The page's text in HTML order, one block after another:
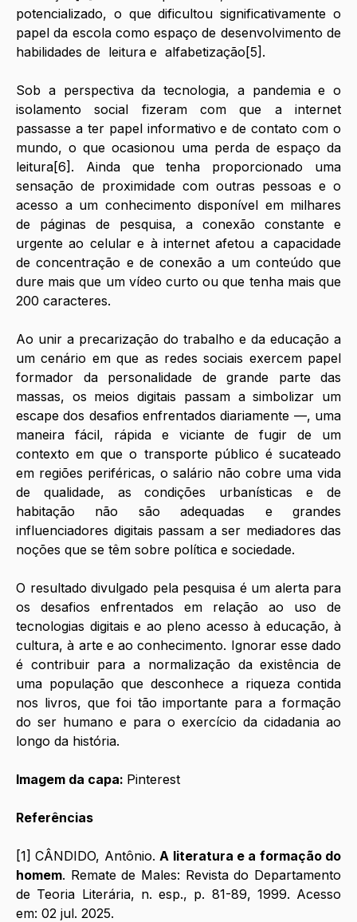
potencializado, o que dificultou significativamente o
papel da escola como espaço de desenvolvimento de
habilidades de  leitura e  alfabetização[5].
Sob a perspectiva da tecnologia, a pandemia e o
isolamento social fizeram com que a internet
passasse a ter papel informativo e de contato com o
mundo, o que ocasionou uma perda de espaço da
leitura[6]. Ainda que tenha proporcionado uma
sensação de proximidade com outras pessoas e o
acesso a um conhecimento disponível em milhares
de páginas de pesquisa, a conexão constante e
urgente ao celular e à internet afetou a capacidade
de concentração e de conexão a um conteúdo que
dure mais que um vídeo curto ou que tenha mais que
200 caracteres.
Ao unir a precarização do trabalho e da educação a
um cenário em que as redes sociais exercem papel
formador da personalidade de grande parte das
massas, os meios digitais passam a simbolizar um
escape dos desafios enfrentados diariamente —, uma
maneira fácil, rápida e viciante de fugir de um
contexto em que o transporte público é sucateado
em regiões periféricas, o salário não cobre uma vida
de qualidade, as condições urbanísticas e de
habitação não são adequadas e grandes
influenciadores digitais passam a ser mediadores das
noções que se têm sobre política e sociedade.
O resultado divulgado pela pesquisa é um alerta para
os desafios enfrentados em relação ao uso de
tecnologias digitais e ao pleno acesso à educação, à
cultura, à arte e ao conhecimento. Ignorar esse dado
é contribuir para a normalização da existência de
uma população que desconhece a riqueza contida
nos livros, que foi tão importante para a formação
do ser humano e para o exercício da cidadania ao
longo da história.
Imagem da capa: Pinterest
Referências
[1] CÂNDIDO, Antônio. A literatura e a formação do
homem. Remate de Males: Revista do Departamento
de Teoria Literária, n. esp., p. 81-89, 1999. Acesso
em: 02 jul. 2025.